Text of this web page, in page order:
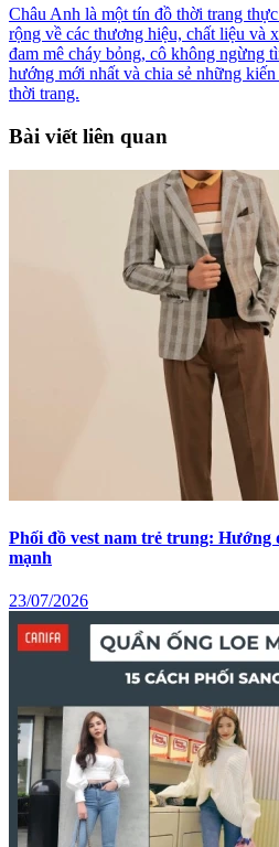
Châu Anh là một tín đồ thời trang
rộng về các thương hiệu, chất liệu và
đam mê cháy bỏng, cô không ngừng
hướng mới nhất và chia sẻ những
thời trang.
Bài viết liên quan
Phối đồ vest nam trẻ trung:
mạnh
23/07/2026